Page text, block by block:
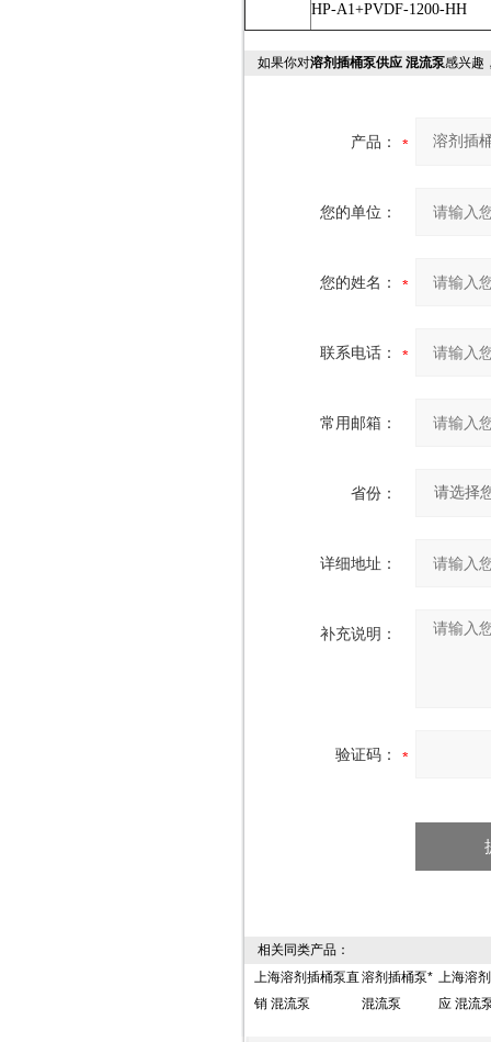
HP-A1+PVDF-1200-HH
如果你对溶剂插桶泵供应 混流泵感兴趣
产品：
您的单位：
您的姓名：
联系电话：
常用邮箱：
省份：
详细地址：
补充说明：
验证码：
相关同类产品：
上海溶剂插桶泵直
销 混流泵
溶剂插桶泵*
混流泵
上海溶
应 混流